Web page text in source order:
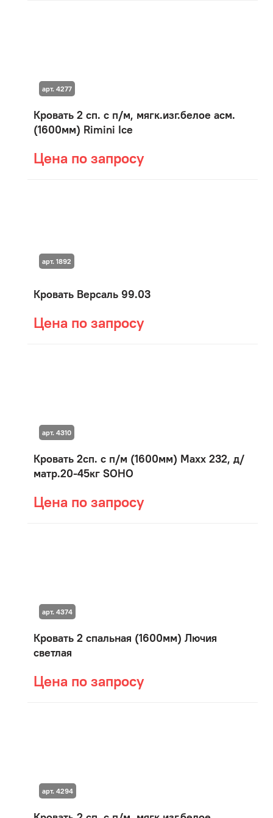
Кровать 2 сп. с п/м, мягк.изг.белое асм.
(1600мм) Rimini Ice
Цена по запросу
арт. 4277
Кровать Версаль 99.03
Цена по запросу
арт. 1892
Кровать 2сп. с п/м (1600мм) Maxx 232, д/
матр.20-45кг SOHO
Цена по запросу
арт. 4310
Кровать 2 спальная (1600мм) Лючия
светлая
Цена по запросу
арт. 4374
арт. 4294